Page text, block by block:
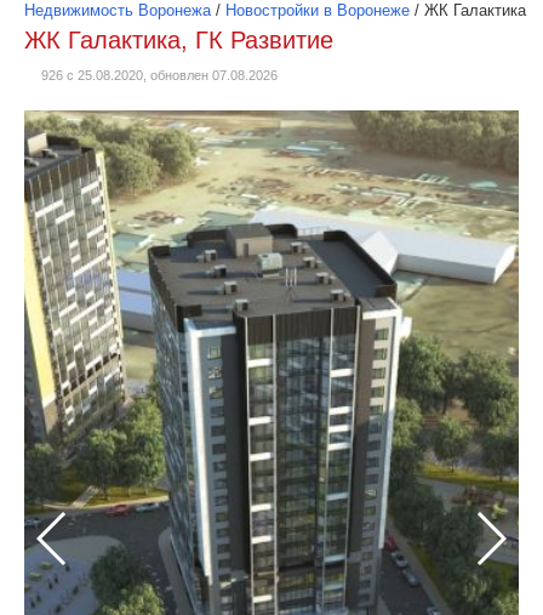
Недвижимость Воронежа/ Новостройки в Воронеже / ЖК Галактика
ЖК Галактика, ГК Развитие
926 с 25.08.2020, обновлен 07.08.2026